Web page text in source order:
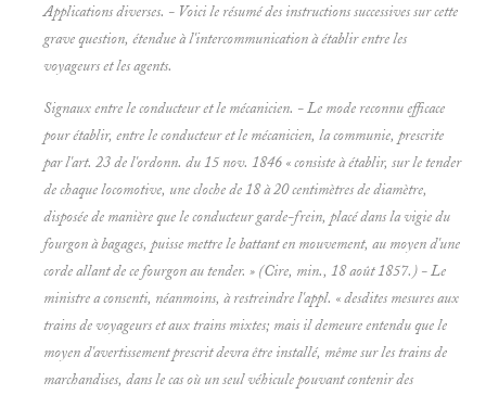
Applications diverses. - Voici le résumé des instructions successives sur cette
grave question, étendue à l'intercommunication à établir entre les
voyageurs et les agents.
Signaux entre le conducteur et le mécanicien. - Le mode reconnu efficace
pour établir, entre le conducteur et le mécanicien, la communie, prescrite
par l'art. 23 de l'ordonn. du 15 nov. 1846 « consiste à établir, sur le tender
de chaque locomotive, une cloche de 18 à 20 centimètres de diamètre,
disposée de manière que le conducteur garde-frein, placé dans la vigie du
fourgon à bagages, puisse mettre le battant en mouvement, au moyen d'une
corde allant de ce fourgon au tender. » (Cire, min., 18 août 1857.) - Le
ministre a consenti, néanmoins, à restreindre l'appl. « desdites mesures aux
trains de voyageurs et aux trains mixtes; mais il demeure entendu que le
moyen d'avertissement prescrit devra être installé, même sur les trains de
marchandises, dans le cas où un seul véhicule pouvant contenir des